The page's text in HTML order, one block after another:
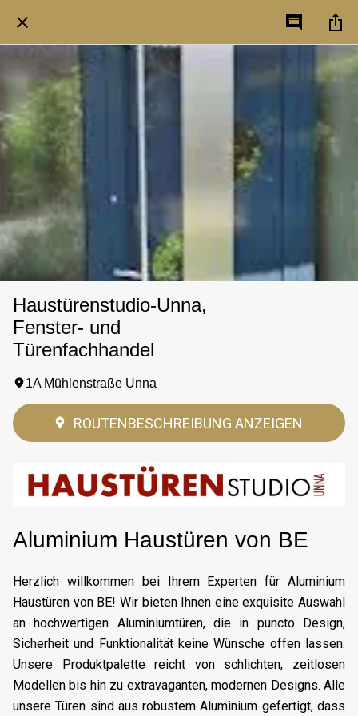
Haustürenstudio-Unna,
Fenster- und
Türenfachhandel
1A Mühlenstraße Unna
ROUTENBESCHREIBUNG ANZEIGEN
Aluminium Haustüren von BE
Herzlich willkommen bei Ihrem Experten für Aluminium
Haustüren von BE! Wir bieten Ihnen eine exquisite Auswahl
an hochwertigen Aluminiumtüren, die in puncto Design,
Sicherheit und Funktionalität keine Wünsche offen lassen.
Unsere Produktpalette reicht von schlichten, zeitlosen
Modellen bis hin zu extravaganten, modernen Designs. Alle
unsere Türen sind aus robustem Aluminium gefertigt, dass